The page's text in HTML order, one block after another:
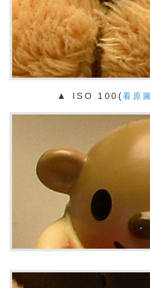
▲ ISO 100(看原圖